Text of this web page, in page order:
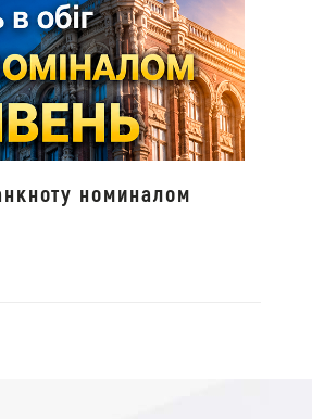
номиналом